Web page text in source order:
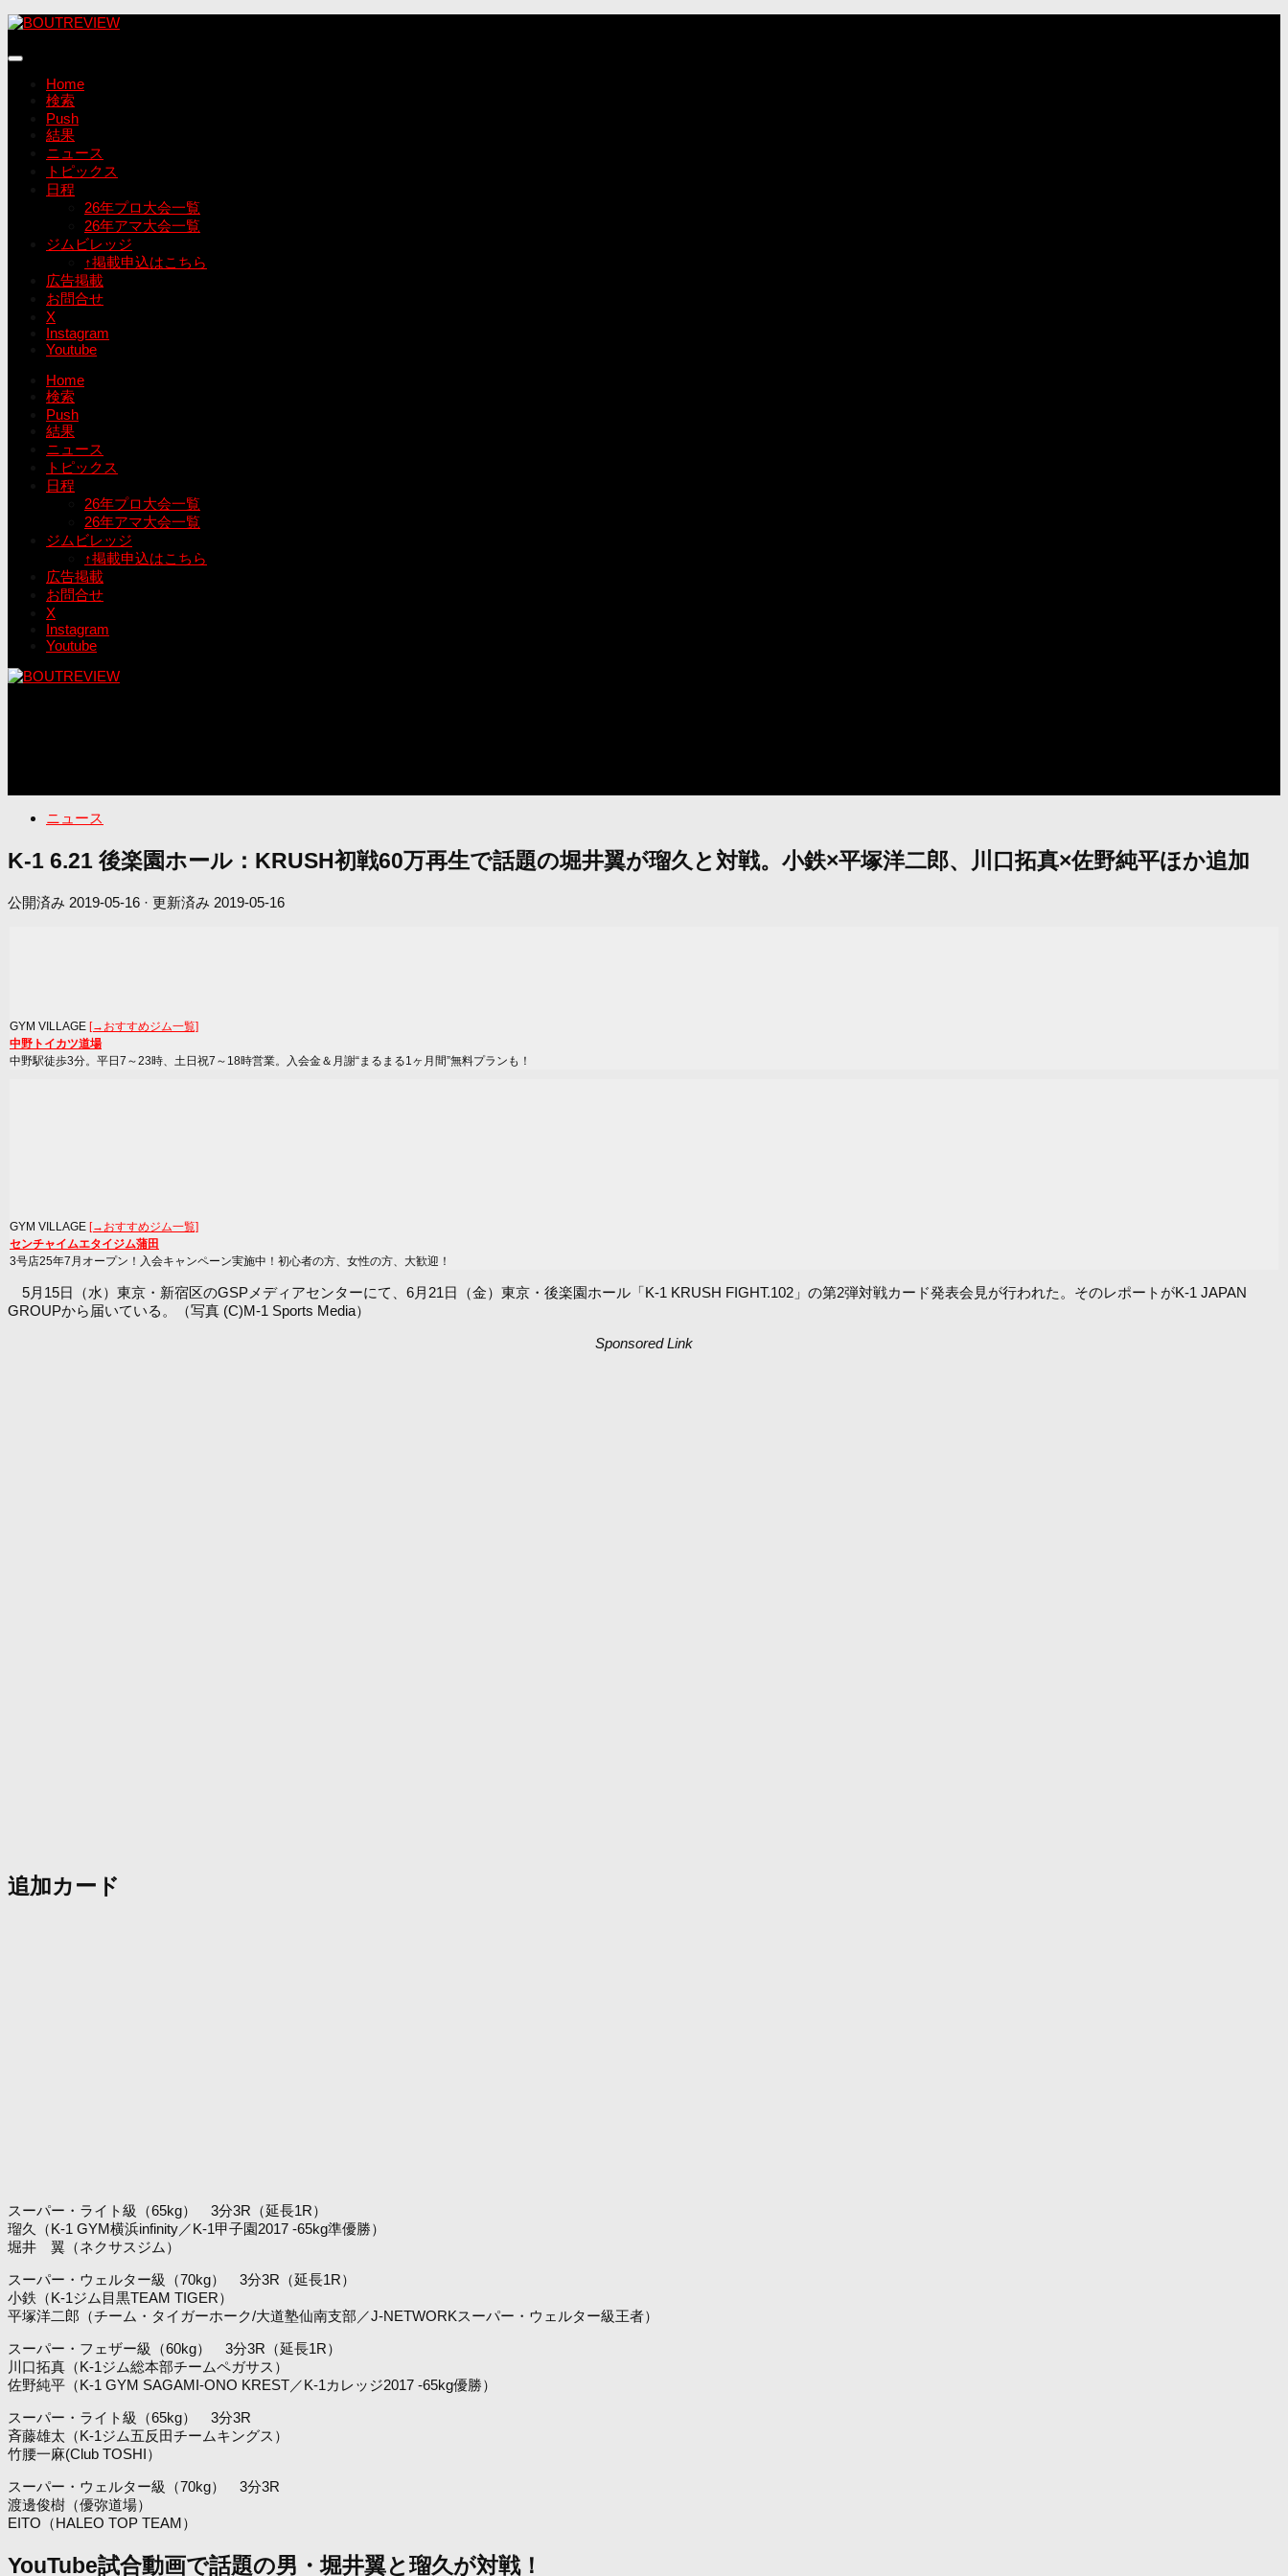
コ
テ
Home
検索
Push
結果
ニュース
トピックス
日程
26年プロ大会一覧
26年アマ大会一覧
ジムビレッジ
↑掲載申込はこちら
広告掲載
お問合せ
X
Instagram
Youtube
Home
検索
Push
結果
ニュース
トピックス
日程
26年プロ大会一覧
26年アマ大会一覧
ジムビレッジ
↑掲載申込はこちら
広告掲載
お問合せ
X
Instagram
Youtube
ニュース
K-1 6.21 後楽園ホール：KRUSH初戦60万再生で話題の堀井翼が瑠久と対戦。小鉄×平塚洋二郎、川口拓真×佐野純平ほか追加
公開済み 2019-05-16 · 更新済み 2019-05-16
GYM VILLAGE [→おすすめジム一覧]
中野トイカツ道場
中野駅徒歩3分。平日7～23時、土日祝7～18時営業。入会金＆月謝“まるまる1ヶ月間”無料プランも！
GYM VILLAGE [→おすすめジム一覧]
センチャイムエタイジム蒲田
3号店25年7月オープン！入会キャンペーン実施中！初心者の方、女性の方、大歓迎！
5月15日（水）東京・新宿区のGSPメディアセンターにて、6月21日（金）東京・後楽園ホール「K-1 KRUSH FIGHT.102」の第2弾対戦カード発表会見が行われた。そのレポートがK-1 JAPAN
GROUPから届いている。（写真 (C)M-1 Sports Media）
Sponsored Link
追加カード
スーパー・ライト級（65kg） 3分3R（延長1R）
瑠久（K-1 GYM横浜infinity／K-1甲子園2017 -65kg準優勝）
堀井 翼（ネクサスジム）
スーパー・ウェルター級（70kg） 3分3R（延長1R）
小鉄（K-1ジム目黒TEAM TIGER）
平塚洋二郎（チーム・タイガーホーク/大道塾仙南支部／J-NETWORKスーパー・ウェルター級王者）
スーパー・フェザー級（60kg） 3分3R（延長1R）
川口拓真（K-1ジム総本部チームペガサス）
佐野純平（K-1 GYM SAGAMI-ONO KREST／K-1カレッジ2017 -65kg優勝）
スーパー・ライト級（65kg） 3分3R
斉藤雄太（K-1ジム五反田チームキングス）
竹腰一麻(Club TOSHI）
スーパー・ウェルター級（70kg） 3分3R
渡邊俊樹（優弥道場）
EITO（HALEO TOP TEAM）
YouTube試合動画で話題の男・堀井翼と瑠久が対戦！